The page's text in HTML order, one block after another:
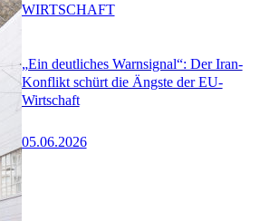
„Ein deutliches Warnsignal“: Der Iran-
Konflikt schürt die Ängste der EU-
Wirtschaft
05.06.2026
WIRTSCHAFT